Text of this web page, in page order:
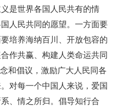
是世界各国人民共有的情
人民共同的愿望。一方面要
培养海纳百川、开放包容的
作共赢、构建人类命运共同
和倡议，激励广大人民同各
对每一个中国人来说，爱国
、情之所归。倡导知行合